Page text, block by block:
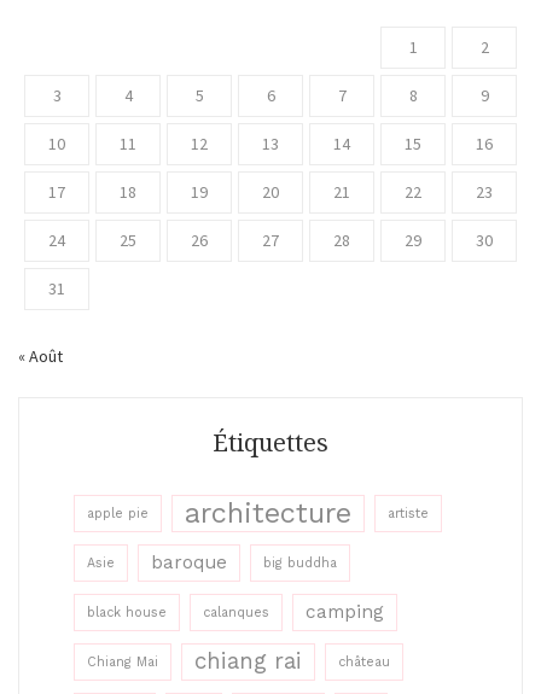
1 2
3 4 5 6 7 8 9
10 11 12 13 14 15 16
17 18 19 20 21 22 23
24 25 26 27 28 29 30
31
« Août
Étiquettes
apple pie architecture artiste
Asie baroque big buddha
black house calanques camping
Chiang Mai chiang rai château